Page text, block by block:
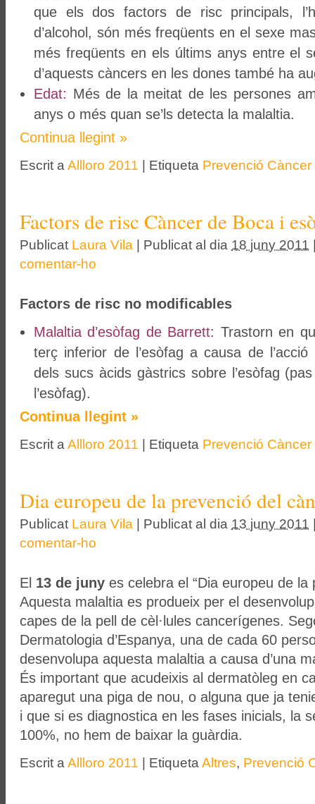
que els dos factors de risc principals,
d’alcohol, són més freqüents en el sexe
més freqüents en els últims anys entre el
d’aquests càncers en les dones també ha
Edat: Més de la meitat de les persones
anys o més quan se’ls detecta la malaltia.
Continua llegint »
Escrit a Allloro 2011 Etiqueta Prevenció Càncer
Factors de risc Càncer de Boca i
Publicat Laura Vila Publicat al dia 18 juny 2011
comentar-ho
Factors de risc no modificables
Malaltia d’esòfag de Barrett: Trastorn en
terç inferior de l’esòfag a causa de
dels sucs àcids gàstrics sobre l’esòfag
l’esòfag).
Continua llegint »
Escrit a Allloro 2011 Etiqueta Prevenció Càncer
Dia europeu de la prevenció del
Publicat Laura Vila Publicat al dia 13 juny 2011
comentar-ho
El 13 de juny es celebra el “Dia europeu de
Aquesta malaltia es produeix per el
capes de la pell de cèl·lules cancerígenes.
Dermatologia d’Espanya, una de cada 60
desenvolupa aquesta malaltia a causa d’una
És important que acudeixis al dermatòleg en
aparegut una piga de nou, o alguna que ja
i que si es diagnostica en les fases inicials, la
100%, no hem de baixar la guàrdia.
Escrit a Allloro 2011 Etiqueta Altres, Prevenció